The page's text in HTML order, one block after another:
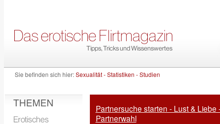
Sie befinden sich hier:Sexualität - Statistiken - Studien
THEMEN
Partnersuche starten - Lust & Liebe
Partnerwahl